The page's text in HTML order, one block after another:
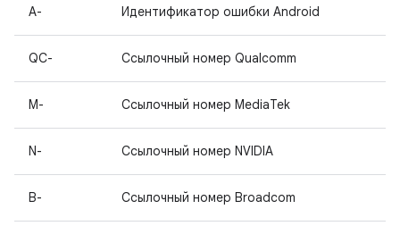
A- Идентификатор ошибки Android
QC- Ссылочный номер Qualcomm
M- Ссылочный номер MediaTek
N- Ссылочный номер NVIDIA
B- Ссылочный номер Broadcom